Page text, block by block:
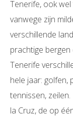
Tenerife, ook wel
vanwege zijn
verschillende
prachtige
Tenerife
hele jaar: golfen,
tennissen,
la Cruz, de op